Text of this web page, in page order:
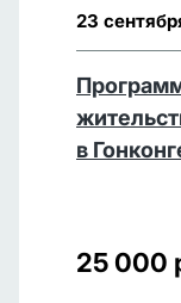
23
в
25 000